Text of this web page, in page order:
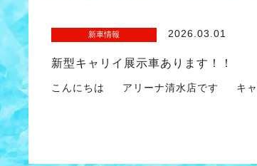
新車情報 2026.03.01
新型キャリイ展示車あります！！
こんにちは アリーナ清水店です キャ